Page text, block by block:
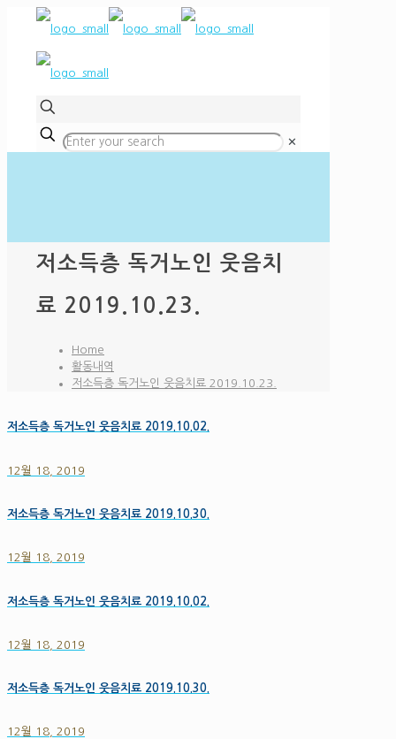
✕
저소득층 독거노인 웃음치
료 2019.10.23.
Home
활동내역
저소득층 독거노인 웃음치료 2019.10.23.
저소득층 독거노인 웃음치료 2019.10.02.
12월 18, 2019
저소득층 독거노인 웃음치료 2019.10.30.
12월 18, 2019
저소득층 독거노인 웃음치료 2019.10.02.
12월 18, 2019
저소득층 독거노인 웃음치료 2019.10.30.
12월 18, 2019